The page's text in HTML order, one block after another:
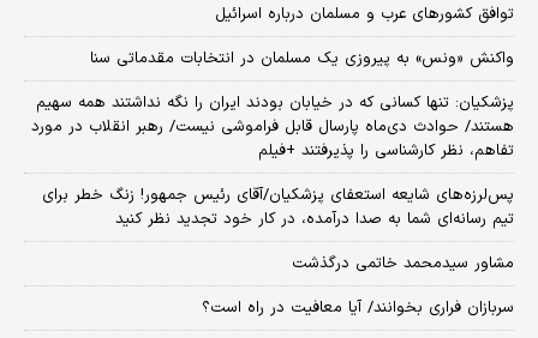
توافق کشورهای عرب و مسلمان درباره اسرائیل
واکنش «ونس» به پیروزی یک مسلمان در انتخابات مقدماتی سنا
پزشکیان: تنها کسانی که در خیابان بودند ایران را نگه نداشتند همه سهیم
هستند/ حوادث دی‌ماه پارسال قابل فراموشی نیست/ رهبر انقلاب در مورد
تفاهم، نظر کارشناسی را پذیرفتند +فیلم
پس‌لرزه‌های شایعه استعفای پزشکیان/آقای رئیس جمهور! زنگ خطر برای
تیم رسانه‌ای شما به صدا درآمده، در کار خود تجدید نظر کنید
مشاور سیدمحمد خاتمی درگذشت
سربازان فراری بخوانند/ آیا معافیت در راه است؟